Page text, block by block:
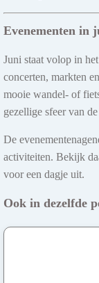
Evenementen in
Juni staat volop in
concerten, markten
mooie wandel- of
gezellige sfeer van
De
activiteiten. Bekijk
voor een dagje uit.
Ook in dezelfde